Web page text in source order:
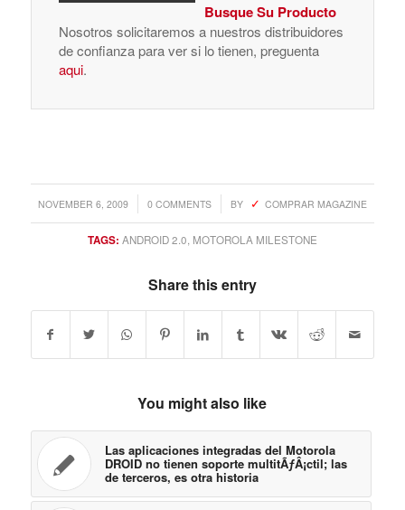
Busque Su Producto
Nosotros solicitaremos a nuestros distribuidores
de confianza para ver si lo tienen, preguenta
aqui.
NOVEMBER 6, 2009
/ 0 COMMENTS
/ BY COMPRAR MAGAZINE
TAGS: ANDROID 2.0 MOTOROLA MILESTONE
Share this entry
You might also like
Las aplicaciones integradas del Motorola
DROID no tienen soporte multitÃƒÂ¡ctil; las
de terceros, es otra historia